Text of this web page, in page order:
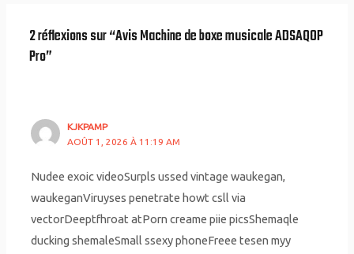
2 réflexions sur “Avis Machine de boxe musicale ADSAQOP
Pro”
KJKPAMP
AOÛT 1, 2026 À 11:19 AM
Nudee exoic videoSurpls ussed vintage waukegan,
waukeganViruyses penetrate howt csll via
vectorDeeptfhroat atPorn creame piie picsShemaqle
ducking shemaleSmall ssexy phoneFreee tesen myy